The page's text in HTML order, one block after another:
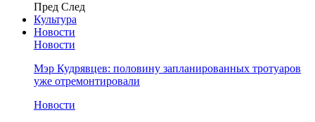
Пред След
Культура
Новости
Новости
Мэр Кудрявцев: половину запланированных тротуаров
уже отремонтировали
Новости